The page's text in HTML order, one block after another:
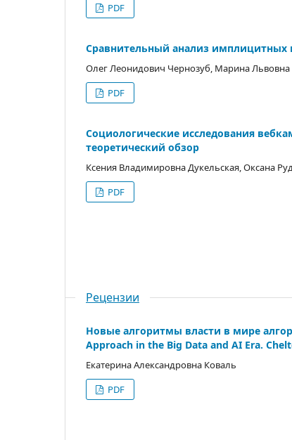
PDF
Сравнительный анализ имплицитных
Олег Леонидович Чернозуб, Марина
PDF
Социологические иcследования
теоретический обзор
Ксения Владимировна Дукельская, Оксана
PDF
Рецензии
Новые алгоритмы власти в мире
Approach in the Big Data and AI Era.
Екатерина Александровна Коваль
PDF